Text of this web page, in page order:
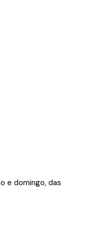
e domingo, das